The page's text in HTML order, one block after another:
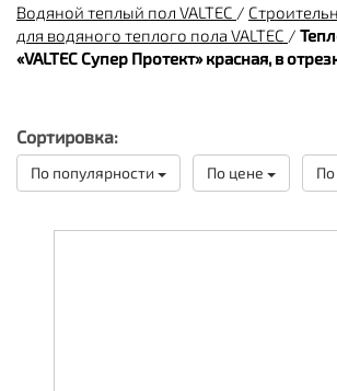
Водяной теплый пол VALTEC /
для водяного теплого пола VALTEC /
«VALTEC Супер Протект» красная, в
Сортировка:
По популярности По цене